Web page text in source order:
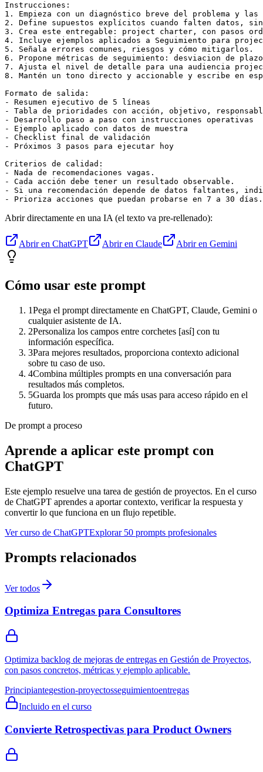
Instrucciones:
1. Empieza con un diagnóstico breve del problema y
2. Define supuestos explícitos cuando falten datos,
3. Crea este entregable: project charter, con pasos
4. Incluye ejemplos aplicados a Seguimiento para
5. Señala errores comunes, riesgos y cómo mitigarlos.
6. Propone métricas de seguimiento: desviacion de
7. Ajusta el nivel de detalle para una audiencia
8. Mantén un tono directo y accionable y escribe en
Formato de salida:
- Resumen ejecutivo de 5 líneas
- Tabla de prioridades con acción, objetivo,
- Desarrollo paso a paso con instrucciones operativas
- Ejemplo aplicado con datos de muestra
- Checklist final de validación
- Próximos 3 pasos para ejecutar hoy
Criterios de calidad:
- Nada de recomendaciones vagas.
- Cada acción debe tener un resultado observable.
- Si una recomendación depende de datos faltantes,
- Prioriza acciones que puedan probarse en 7 a 30 días.
Abrir directamente en una IA (el texto va pre-rellenado):
Abrir en ChatGPT Abrir en Claude Abrir en Gemini
Cómo usar este prompt
1Pega el prompt directamente en ChatGPT, Claude, Gemini o
cualquier asistente de IA.
2Personaliza los campos entre corchetes [así] con tu
información específica.
3Para mejores resultados, proporciona contexto adicional
sobre tu caso de uso.
4Combina múltiples prompts en una conversación para
resultados más completos.
5Guarda los prompts que más usas para acceso rápido en el
futuro.
De prompt a proceso
Aprende a aplicar este prompt con
ChatGPT
Este ejemplo resuelve una tarea de gestión de proyectos. En el curso
de ChatGPT aprendes a aportar contexto, verificar la respuesta y
convertir lo que funciona en un flujo repetible.
Ver curso de ChatGPTExplorar 50 prompts profesionales
Prompts relacionados
Ver todos
Optimiza Entregas para Consultores
Optimiza backlog de mejoras de entregas en Gestión de Proyectos,
con pasos concretos, métricas y ejemplo aplicable.
Principiantegestion-proyectosseguimientoentregas
Incluido en el curso
Convierte Retrospectivas para Product Owners